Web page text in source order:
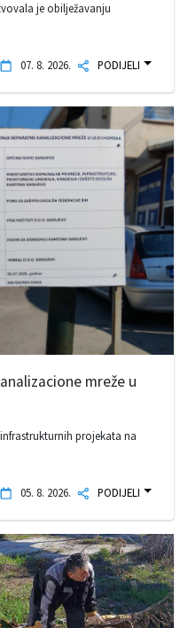
je obilježavanju
07. 8. 2026. PODIJELI
mreže u
projekata na
05. 8. 2026. PODIJELI